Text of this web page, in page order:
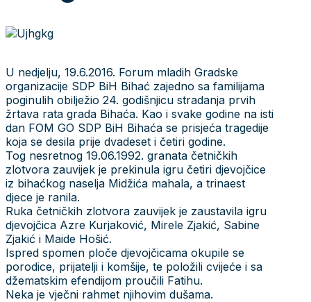
U nedjelju, 19.6.2016. Forum mladih Gradske
organizacije SDP BiH Bihać zajedno sa familijama
poginulih obilježio 24. godišnjicu stradanja prvih
žrtava rata grada Bihaća. Kao i svake godine na isti
dan FOM GO SDP BiH Bihaća se prisjeća tragedije
koja se desila prije dvadeset i četiri godine.
Tog nesretnog 19.06.1992. granata četničkih
zlotvora zauvijek je prekinula igru četiri djevojčice
iz bihaćkog naselja Midžića mahala, a trinaest
djece je ranila.
Ruka četničkih zlotvora zauvijek je zaustavila igru
djevojčica Azre Kurjaković, Mirele Zjakić, Sabine
Zjakić i Maide Hošić.
Ispred spomen ploče djevojčicama okupile se
porodice, prijatelji i komšije, te položili cvijeće i sa
džematskim efendijom proučili Fatihu.
Neka je vječni rahmet njihovim dušama.